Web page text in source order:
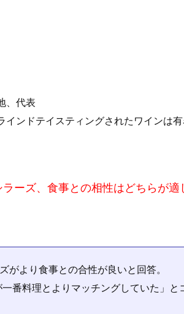
、代表
ンドテイスティングされたワインは
ーズ、食事との相性はどちらが適
より食事との合性が良いと回答。
番料理とよりマッチングしていた」と